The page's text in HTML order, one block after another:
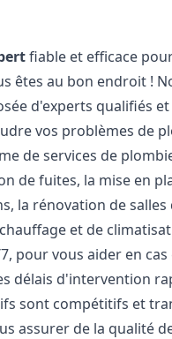
fiable et efficace
êtes au bon endroit !
d'experts qualifiés et
vos problèmes de
de services de
de fuites, la mise en
la rénovation de salles
et de
pour vous aider en cas
délais d'intervention
sont compétitifs et
assurer de la qualité